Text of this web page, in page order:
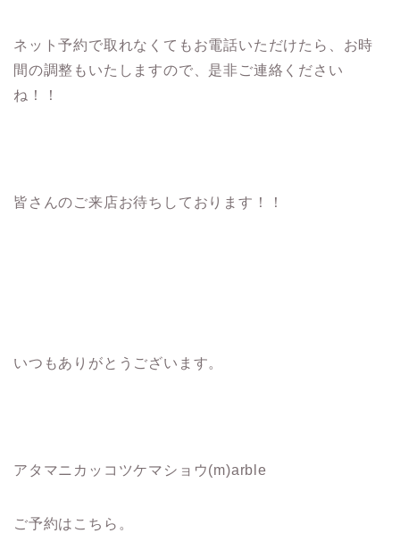
ネット予約で取れなくてもお電話いただけたら、お時
間の調整もいたしますので、是非ご連絡ください
ね！！
皆さんのご来店お待ちしております！！
いつもありがとうございます。
アタマニカッコツケマショウ(m)arble
ご予約はこちら。